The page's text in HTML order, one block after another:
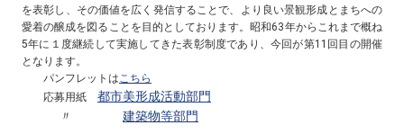
を表彰し、その価値を広く発信することで、より良い景観形成とまちへの
愛着の醸成を図ることを目的としております。昭和63年からこれまで概ね
5年に１度継続して実施してきた表彰制度であり、今回が第11回目の開催
となります。
パンフレットはこちら
応募用紙 都市美形成活動部門
〃 建築物等部門